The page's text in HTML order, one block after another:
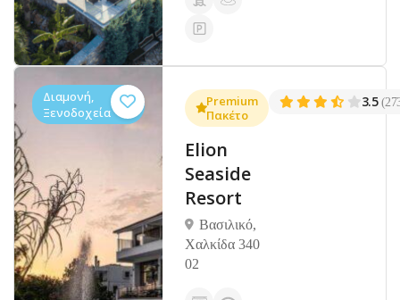
Διαμονή,
Ξενοδοχεία
Premium
Πακέτο
Elion
Seaside
Resort
Βασιλικό,
Χαλκίδα 340
02
3.5